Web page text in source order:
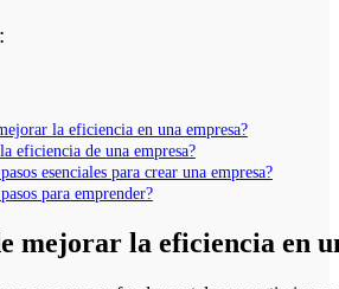
la eficiencia en una empresa?
eficiencia de una empresa?
esenciales para crear una empresa?
para emprender?
mejorar la eficiencia en